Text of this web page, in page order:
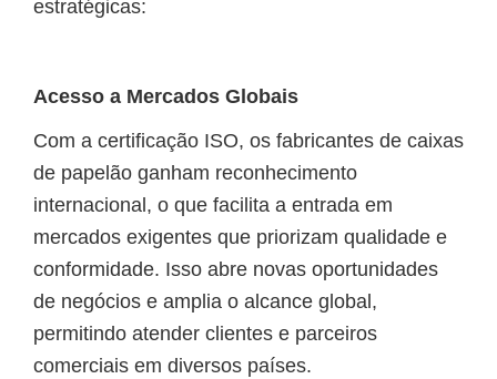
estratégicas:
Acesso a Mercados Globais
Com a certificação ISO, os fabricantes de caixas
de papelão ganham reconhecimento
internacional, o que facilita a entrada em
mercados exigentes que priorizam qualidade e
conformidade. Isso abre novas oportunidades
de negócios e amplia o alcance global,
permitindo atender clientes e parceiros
comerciais em diversos países.